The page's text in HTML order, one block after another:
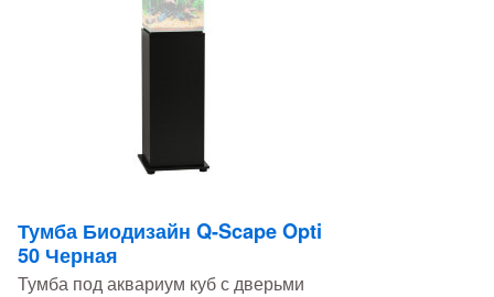
Тумба Биодизайн Q-Scape Opti
50 Черная
Тумба под аквариум куб с дверьми